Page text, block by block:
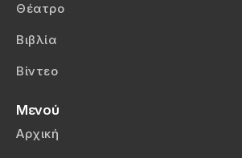
Θέατρο
Βιβλία
Βίντεο
Μενού
Αρχική